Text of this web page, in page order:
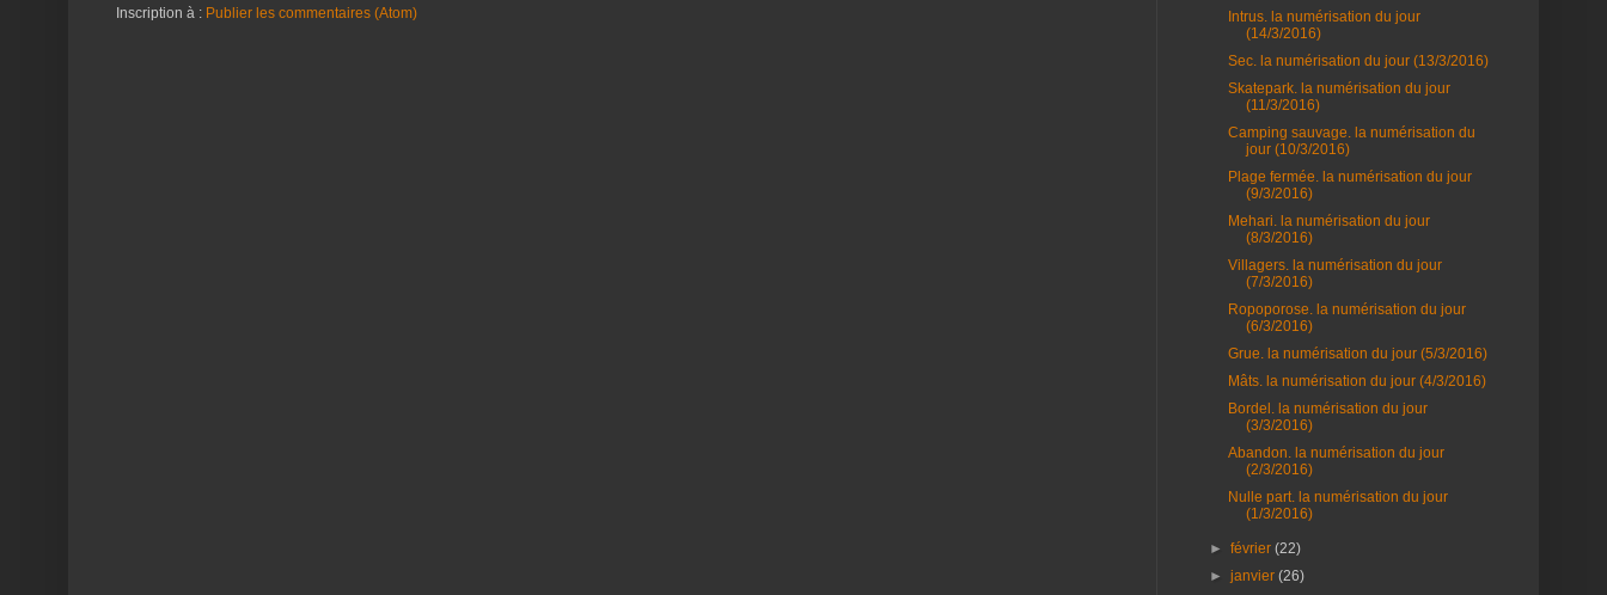
Inscription à : Publier les commentaires (Atom)
Intrus. la numérisation du jour
(14/3/2016)
Sec. la numérisation du jour (13/3/2016)
Skatepark. la numérisation du jour
(11/3/2016)
Camping sauvage. la numérisation du
jour (10/3/2016)
Plage fermée. la numérisation du jour
(9/3/2016)
Mehari. la numérisation du jour
(8/3/2016)
Villagers. la numérisation du jour
(7/3/2016)
Ropoporose. la numérisation du jour
(6/3/2016)
Grue. la numérisation du jour (5/3/2016)
Mâts. la numérisation du jour (4/3/2016)
Bordel. la numérisation du jour
(3/3/2016)
Abandon. la numérisation du jour
(2/3/2016)
Nulle part. la numérisation du jour
(1/3/2016)
►février(22)
►janvier(26)